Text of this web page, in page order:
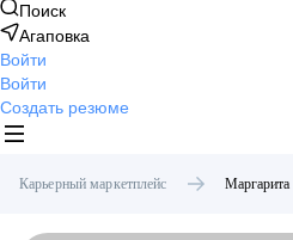
Поиск
Агаповка
Войти
Войти
Создать резюме
Карьерный маркетплейс Маргарита